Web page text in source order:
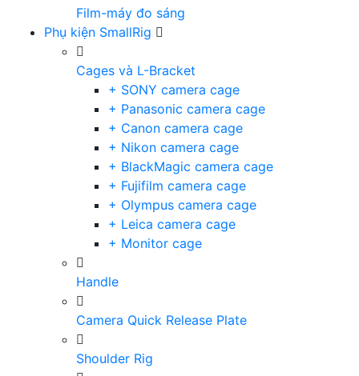
Film-máy đo sáng
Phụ kiện SmallRig
Cages và L-Bracket
+ SONY camera cage
+ Panasonic camera cage
+ Canon camera cage
+ Nikon camera cage
+ BlackMagic camera cage
+ Fujifilm camera cage
+ Olympus camera cage
+ Leica camera cage
+ Monitor cage
Handle
Camera Quick Release Plate
Shoulder Rig